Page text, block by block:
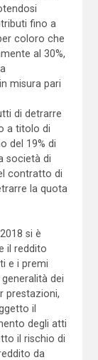
fino a
coloro che
al 30%,
misura pari
di detrarre
a titolo di
del 19% di
società di
contratto di
la quota
si è
il reddito
e i premi
dei
prestazioni,
il
degli atti
il rischio di
da